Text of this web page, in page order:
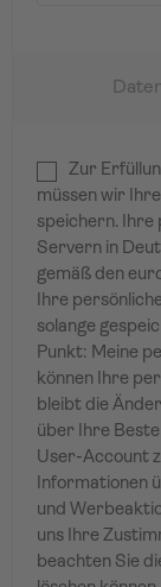
Zur
müssen wir
speichern. Ihre
Servern in
gemäß den
Ihre
solange
Punkt: Meine
können Ihre
bleibt die
über Ihre
User-Account
Informationen
und
uns Ihre
beachten Sie